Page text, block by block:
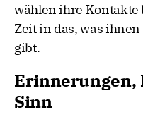
wählen ihre
Zeit in das, was
gibt.
Erinnerungen,
Sinn